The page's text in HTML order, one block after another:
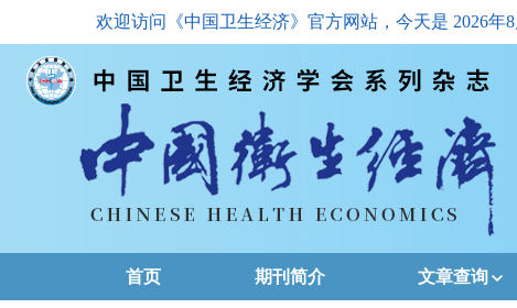
欢迎访问《中国卫生经济》官方网站，今天是 2026年
首页 期刊简介 文章查询